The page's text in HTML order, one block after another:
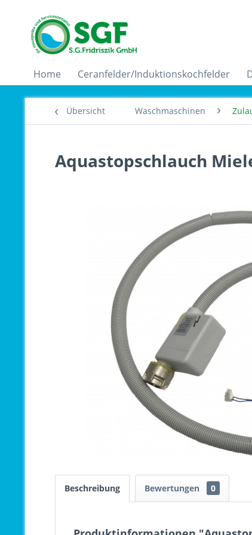
Home Ceranfelder/Induktionskochfelder
Übersicht Waschmaschinen
Aquastopschlauch
Beschreibung Bewertungen 0